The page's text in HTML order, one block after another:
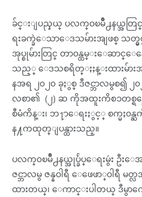
ခ်င္းျပည္နယ္ ပလက္ဝၿမိဳ႕နယ္အတ
ရးခက္ခဲေသာေဒသမ်ားအျဖစ္ သတ္
အုပ္စုမ်ားတြင္ တာ၀န္ထမ္းေဆာင္ေန
သည့္ ေဒသစရိတ္ႏႈန္းထားမ်ား
နအရ ၂၀၂၀ ခုႏွစ္ ဒီဇင္ဘာလမွစ၍
လစာ၏ (၂) ဆ ကိုအထူးကိစၥတစ္ရပ္အ
စီမံကိန္း၊ ဘ႑ာေရးႏွင့္ စက္မႈ၀န္ႀ
န႔ကထုတ္ျပန္ထားသည္။
ပလက္၀ၿမိဳ႕နယ္အုပ္ခ်ဴပ္ေရးမွဴး ဦး
ဇင္ဘာလမွ ဇန္နဝါရီ ေဖေဖာ္ဝါရီ
ထားတယ္၊ ေကာင္းပါတယ္ ဒီမွာ